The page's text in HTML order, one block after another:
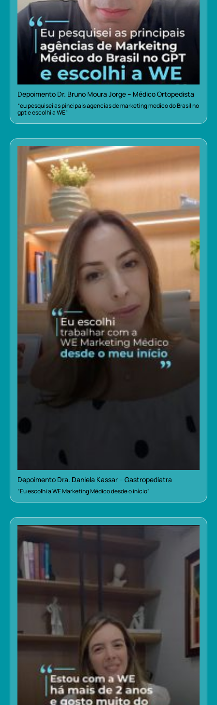
Depoimento Dr. Bruno Moura Jorge – Médico Ortopedista
“eu pesquisei as pincipais agencias de marketing medico do Brasil no
gpt e escolhi a WE”
Depoimento Dra. Daniela Kassar – Gastropediatra
“Eu escolhi a WE Marketing Médico desde o início”